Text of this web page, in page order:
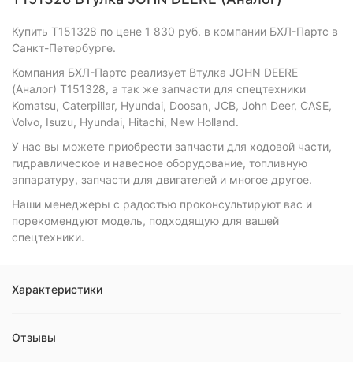
Купить T151328 по цене 1 830 руб. в компании БХЛ-Партс в
Санкт-Петербурге.
Компания БХЛ-Партс реализует Втулка JOHN DEERE
(Аналог) T151328, а так же запчасти для спецтехники
Komatsu, Caterpillar, Hyundai, Doosan, JCB, John Deer, CASE,
Volvo, Isuzu, Hyundai, Hitachi, New Holland.
У нас вы можете приобрести запчасти для ходовой части,
гидравлическое и навесное оборудование, топливную
аппаратуру, запчасти для двигателей и многое другое.
Наши менеджеры с радостью проконсультируют вас и
порекомендуют модель, подходящую для вашей
спецтехники.
Характеристики
Отзывы